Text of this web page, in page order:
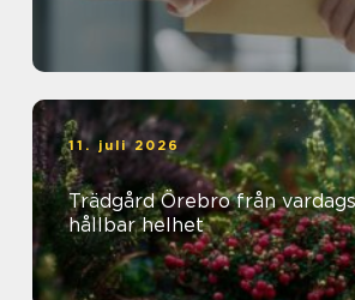
11. juli 2026
Trädgård Örebro från vardagsrum ute till
hållbar helhet